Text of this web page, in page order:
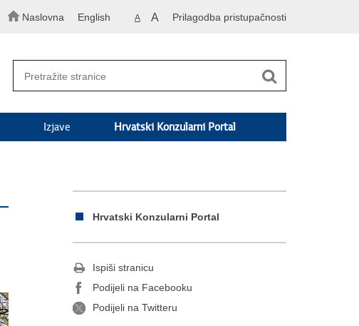
Naslovna English A A Prilagodba pristupačnosti
Izjave Hrvatski Konzularni Portal
Hrvatski Konzularni Portal
Ispiši stranicu
Podijeli na Facebooku
Podijeli na Twitteru